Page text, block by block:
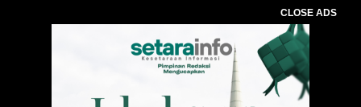
CLOSE ADS